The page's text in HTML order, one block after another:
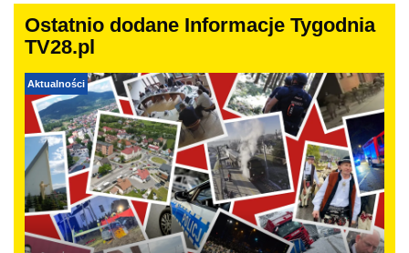
Ostatnio dodane Informacje Tygodnia
TV28.pl
Aktualności